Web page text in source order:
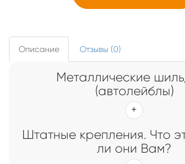
Описание Отзывы (0)
Металлические
(автолейблы)
Штатные крепления. Что
ли они Вам?